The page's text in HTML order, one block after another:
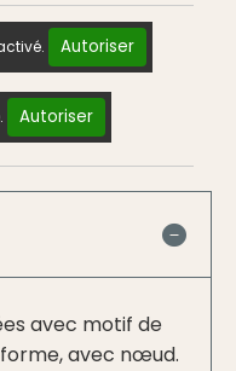
Autoriser
Autoriser
avec motif de
avec nœud.